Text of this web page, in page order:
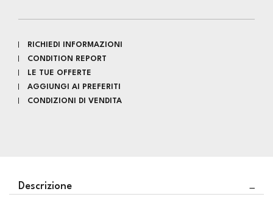
RICHIEDI INFORMAZIONI
CONDITION REPORT
LE TUE OFFERTE
AGGIUNGI AI PREFERITI
CONDIZIONI DI VENDITA
Descrizione